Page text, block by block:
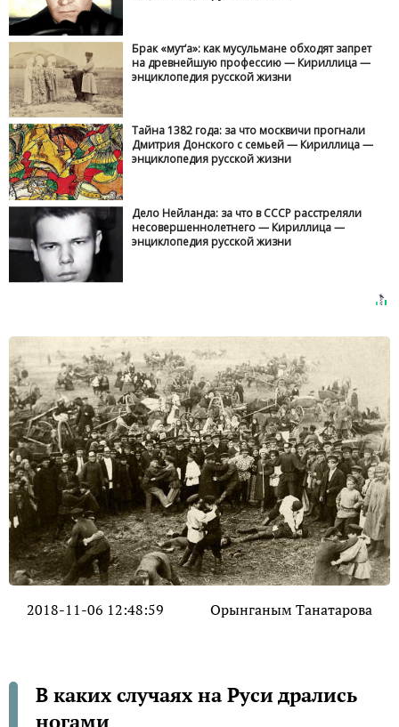
Брак «мут‘а»: как мусульмане обходят запрет
на древнейшую профессию — Кириллица —
энциклопедия русской жизни
Тайна 1382 года: за что москвичи прогнали
Дмитрия Донского с семьей — Кириллица —
энциклопедия русской жизни
Дело Нейланда: за что в СССР расстреляли
несовершеннолетнего — Кириллица —
энциклопедия русской жизни
2018-11-06 12:48:59 Орынганым Танатарова
В каких случаях на Руси дрались
ногами